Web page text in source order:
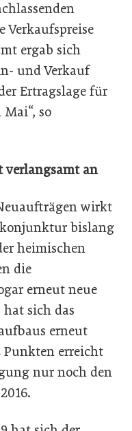
Verkaufspreise
ergab sich
und Verkauf
Ertragslage für
so
verlangsamt an
wirkt
bislang
heimischen
die
erneut neue
hat sich das
erneut
erreicht
nur noch den